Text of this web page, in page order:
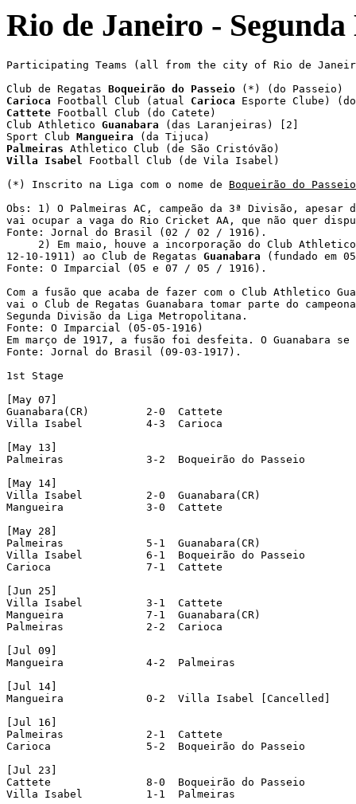
Rio de Janeiro - Segunda
Participating Teams (all from the city of Rio de
Club de Regatas Boqueirão do Passeio
Carioca Football Club (atual Carioca
Cattete Football Club (do Catete)
Club Athletico Guanabara (das Laranjeiras) [2]
Sport Club Mangueira
Palmeiras
Villa Isabel
Football Club (de Vila Isabel)
(*) Inscrito na Liga com o nome de Boqueirão do Passeio
Obs: 1) O Palmeiras AC, campeão da 3ª Divisão,
vai ocupar a vaga do Rio Cricket AA, que não quer
Fonte: Jornal do Brasil (02 / 02 / 1916).
2) Em maio, houve a incorporação do Club
12-10-1911) ao Club de Regatas Guanabara (fundado em
Fonte: O Imparcial (05 e 07 / 05 / 1916).
Com a fusão que acaba de fazer com o Club Athletico
vai o Club de Regatas Guanabara tomar parte do
Segunda Divisão da Liga Metropolitana.
Fonte: O Imparcial (05-05-1916)
Em março de 1917, a fusão foi desfeita. O Guanabara
Fonte: Jornal do Brasil (09-03-1917).
1st Stage
[May 07]
Guanabara(CR)         2-0  Cattete
Villa Isabel          4-3  Carioca
[May 13]
Palmeiras             3-2  Boqueirão do Passeio
[May 14]
Villa Isabel          2-0  Guanabara(CR)
Mangueira             3-0  Cattete
[May 28]
Palmeiras             5-1  Guanabara(CR)
Villa Isabel          6-1  Boqueirão do Passeio
Carioca               7-1  Cattete
[Jun 25]
Villa Isabel          3-1  Cattete
Mangueira             7-1  Guanabara(CR)
Palmeiras             2-2  Carioca
[Jul 09]
Mangueira             4-2  Palmeiras
[Jul 14]
Mangueira             0-2  Villa Isabel [Cancelled]
[Jul 16]
Palmeiras             2-1  Cattete
Carioca               5-2  Boqueirão do Passeio
[Jul 23]
Cattete               8-0  Boqueirão do Passeio
Villa Isabel          1-1  Palmeiras